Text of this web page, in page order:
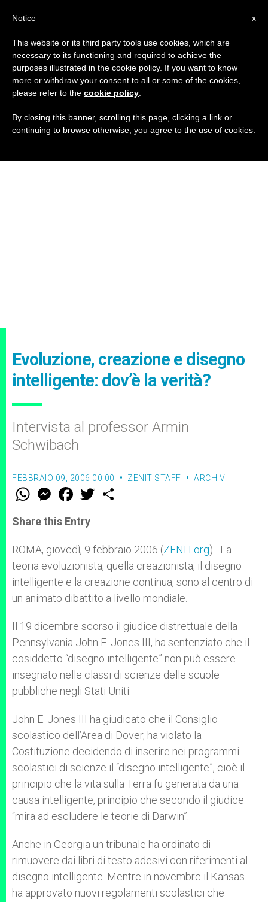
Evoluzione, creazione e disegno
intelligente: dov’è la verità?
Intervista al professor Armin
Schwibach
FEBBRAIO 09, 2006 00:00 ZENIT STAFF ARCHIVI
W
t
s
p
p
M
e
s
e
g
e
r
F
a
e
b
o
k
w
r
Share this Entry
ROMA, giovedì, 9 febbraio 2006 (ZENIT.org).- La
teoria evoluzionista, quella creazionista, il disegno
intelligente e la creazione continua, sono al centro di
un animato dibattito a livello mondiale.
Il 19 dicembre scorso il giudice distrettuale della
Pennsylvania John E. Jones III, ha sentenziato che il
cosiddetto “disegno intelligente” non può essere
insegnato nelle classi di scienze delle scuole
pubbliche negli Stati Uniti.
John E. Jones III ha giudicato che il Consiglio
scolastico dell’Area di Dover, ha violato la
Costituzione decidendo di inserire nei programmi
scolastici di scienze il “disegno intelligente”, cioè il
principio che la vita sulla Terra fu generata da una
causa intelligente, principio che secondo il giudice
“mira ad escludere le teorie di Darwin”.
Anche in Georgia un tribunale ha ordinato di
rimuovere dai libri di testo adesivi con riferimenti al
disegno intelligente. Mentre in novembre il Kansas
ha approvato nuovi regolamenti scolastici che
x
Notice
This website or its third party tools use cookies, which are
necessary to its functioning and required to achieve the
purposes illustrated in the cookie policy. If you want to know
more or withdraw your consent to all or some of the cookies,
please refer to the cookie policy
By closing this banner, scrolling this page, clicking a link or
continuing to browse otherwise, you agree to the use of cookies.